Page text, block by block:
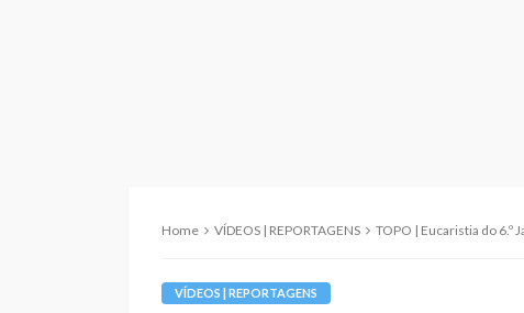
Home VÍDEOS | REPORTAGENS TOPO | Eucaristia do 6.º Jantar
VÍDEOS | REPORTAGENS